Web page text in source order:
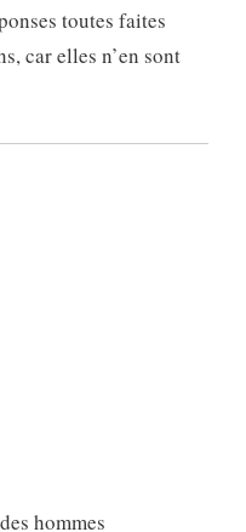
toutes faites
car elles n’en sont
hommes